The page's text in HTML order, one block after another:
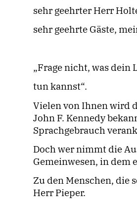
sehr geehrter Herr
sehr geehrte Gäste,
Frage nicht, was dein
tun kannst“.
Vielen von Ihnen wird
John F. Kennedy
Sprachgebrauch
Doch wer nimmt die
Gemeinwesen, in dem
Zu den Menschen, die
Herr Pieper.